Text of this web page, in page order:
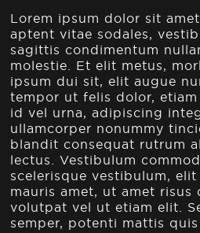
Lorem ipsum dolor sit
aptent vitae sodales,
sagittis condimentum
molestie. Et elit metus,
ipsum dui sit, elit augue
tempor ut felis dolor, etiam
id vel urna, adipiscing
ullamcorper nonummy
blandit consequat rutrum
lectus. Vestibulum
scelerisque vestibulum,
mauris amet, ut amet risus
volutpat vel ut etiam elit.
semper, potenti mattis